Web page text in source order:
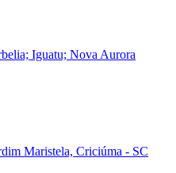
Iguatu; Nova Aurora
Maristela, Criciúma - SC